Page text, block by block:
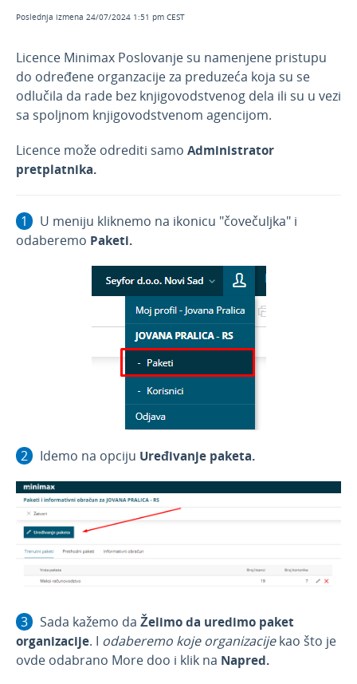
Način uređenja podataka za mesečni obračun
Godišnja pretplata
Prelazak postojećih korisnika sa mesečne na
godišnju pretplatu
Korisnici
API - programska aplikacija
Webinar, e-book i blog
Poslednja izmena 24/07/2024 1:51 pm CEST
Licence Minimax Poslovanje su namenjene pristupu
do određene organzacije za preduzeća koja su se
odlučila da rade bez knjigovodstvenog dela ili su u vezi
sa spoljnom knjigovodstvenom agencijom.
Licence može odrediti samo Administrator
pretplatnika.
U meniju kliknemo na ikonicu "čovečuljka" i
odaberemo Paketi.
Idemo na opciju Uređivanje paketa.
Sada kažemo da Želimo da uredimo paket
organizacije. I odaberemo koje organizacijekao što je
ovde odabrano More doo i klik na Napred.